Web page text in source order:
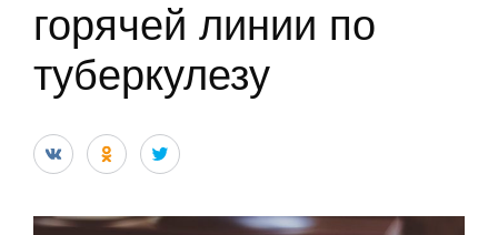
горячей линии по
туберкулезу